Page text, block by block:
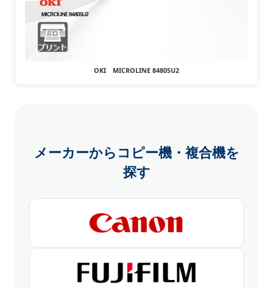
OKI MICROLINE 8480SU2
メーカーからコピー機・複合機を
探す